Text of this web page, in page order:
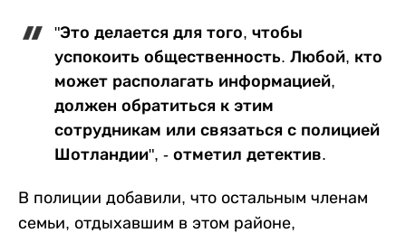
"Это делается для того, чтобы
успокоить общественность. Любой, кто
может располагать информацией,
должен обратиться к этим
сотрудникам или связаться с полицией
Шотландии", - отметил детектив.
В полиции добавили, что остальным членам
семьи, отдыхавшим в этом районе,